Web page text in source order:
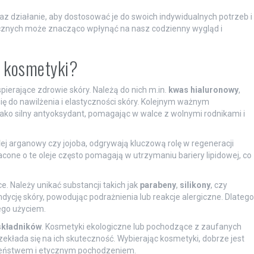
działanie, aby dostosować je do swoich indywidualnych potrzeb i
może znacząco wpłynąć na nasz codzienny wygląd i
zdrowie skóry. Należą do nich m.in. kwas hialuronowy,
do nawilżenia i elastyczności skóry. Kolejnym ważnym
silny antyoksydant, pomagając w walce z wolnymi rodnikami i
arganowy czy jojoba, odgrywają kluczową rolę w regeneracji
o te oleje często pomagają w utrzymaniu bariery lipidowej, co
Należy unikać substancji takich jak parabeny, silikony, czy
skóry, powodując podrażnienia lub reakcje alergiczne. Dlatego
użyciem.
. Kosmetyki ekologiczne lub pochodzące z zaufanych
się na ich skuteczność. Wybierając kosmetyki, dobrze jest
i etycznym pochodzeniem.